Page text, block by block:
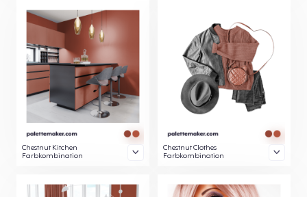
Chestnut Kitchen
Farbkombination
Chestnut Clothes
Farbkombination